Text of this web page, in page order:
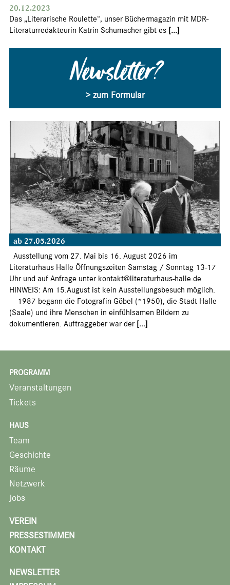
20.12.2023
Das „Literarische Roulette“, unser Büchermagazin mit MDR-
Literaturredakteurin Katrin Schumacher gibt es [...]
Newsletter?
> zum Formular
ab 27.05.2026
Ausstellung vom 27. Mai bis 16. August 2026 im
Literaturhaus Halle Öffnungszeiten Samstag / Sonntag 13-17
Uhr und auf Anfrage unter kontakt@literaturhaus-halle.de
HINWEIS: Am 15.August ist kein Ausstellungsbesuch möglich.
1987 begann die Fotografin Göbel (*1950), die Stadt Halle
(Saale) und ihre Menschen in einfühlsamen Bildern zu
dokumentieren. Auftraggeber war der [...]
PROGRAMM
Veranstaltungen
Tickets
HAUS
Team
Geschichte
Räume
Netzwerk
Jobs
VEREIN
PRESSESTIMMEN
KONTAKT
NEWSLETTER